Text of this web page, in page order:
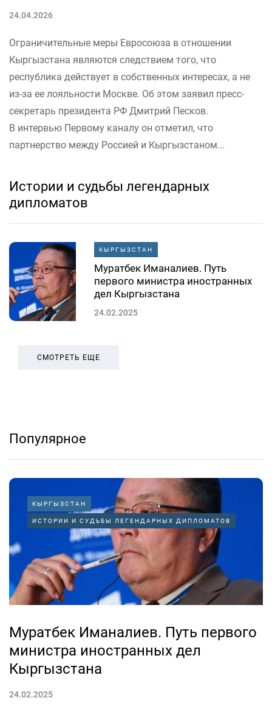
24.04.2026
Ограничительные меры Евросоюза в отношении
Кыргызстана являются следствием того, что
республика действует в собственных интересах, а не
из-за ее лояльности Москве. Об этом заявил пресс-
секретарь президента РФ Дмитрий Песков.
В интервью Первому каналу он отметил, что
партнерство между Россией и Кыргызстаном...
Истории и судьбы легендарных
дипломатов
КЫРГЫЗСТАН
Муратбек Иманалиев. Путь
первого министра иностранных
дел Кыргызстана
24.02.2025
СМОТРЕТЬ ЕЩЕ
Популярное
КЫРГЫЗСТАН
ИСТОРИИ И СУДЬБЫ ЛЕГЕНДАРНЫХ ДИПЛОМАТОВ
Муратбек Иманалиев. Путь первого
министра иностранных дел
Кыргызстана
24.02.2025